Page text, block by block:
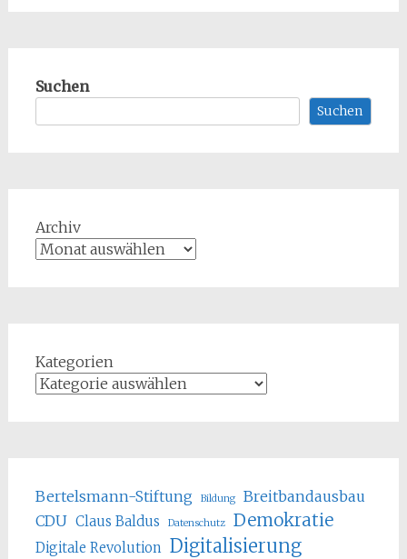
Suchen
Suchen
Archiv
Kategorien
Bertelsmann-Stiftung Bildung
Breitbandausbau
CDU Claus Baldus Datenschutz Demokratie
Digitale Revolution Digitalisierung